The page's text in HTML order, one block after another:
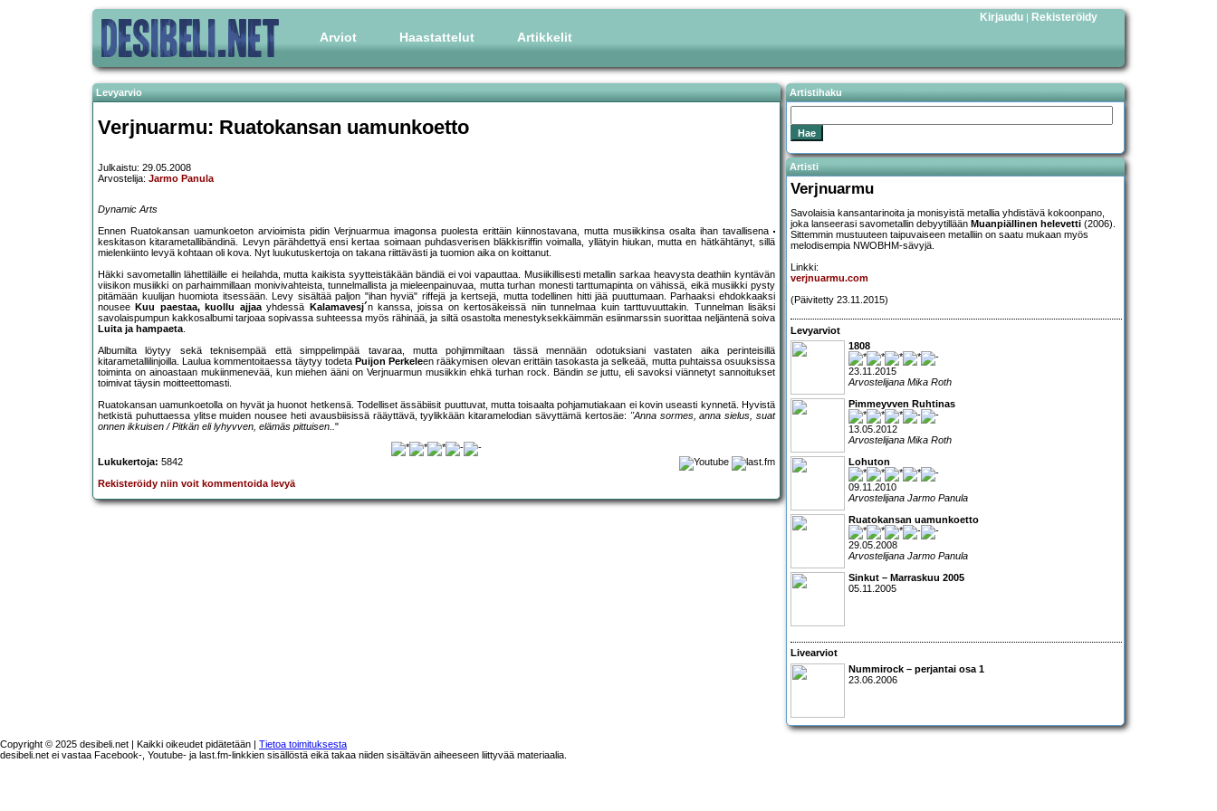
Arviot Haastattelut Artikkelit
Kirjaudu | Rekisteröidy
Levyarvio
Verjnuarmu: Ruatokansan uamunkoetto
Julkaistu: 29.05.2008
Arvostelija: Jarmo Panula
Dynamic Arts
Ennen Ruatokansan uamunkoeton arvioimista pidin Verjnuarmua imagonsa puolesta erittäin kiinnostavana, mutta musiikkinsa osalta ihan tavallisena
keskitason kitarametallibändinä. Levyn pärähdettyä ensi kertaa soimaan puhdasverisen bläkkisriffin voimalla, yllätyin hiukan, mutta en hätkähtänyt, sillä
mielenkiinto levyä kohtaan oli kova. Nyt luukutuskertoja on takana riittävästi ja tuomion aika on koittanut.
Häkki savometallin lähettiläille ei heilahda, mutta kaikista syytteistäkään bändiä ei voi vapauttaa. Musiikillisesti metallin sarkaa heavysta deathiin kyntävän
viisikon musiikki on parhaimmillaan monivivahteista, tunnelmallista ja mieleenpainuvaa, mutta turhan monesti tarttumapinta on vähissä, eikä musiikki pysty
pitämään kuulijan huomiota itsessään. Levy sisältää paljon "ihan hyviä" riffejä ja kertsejä, mutta todellinen hitti jää puuttumaan. Parhaaksi ehdokkaaksi
nousee Kuu paestaa, kuollu ajjaayhdessä Kalamavesj´n kanssa, joissa on kertosäkeissä niin tunnelmaa kuin tarttuvuuttakin. Tunnelman lisäksi
savolaispumpun kakkosalbumi tarjoaa sopivassa suhteessa myös rähinää, ja siltä osastolta menestyksekkäimmän esiinmarssin suorittaa neljäntenä soiva
Luita ja hampaeta.
Albumilta löytyy sekä teknisempää että simppelimpää tavaraa, mutta pohjimmiltaan tässä mennään odotuksiani vastaten aika perinteisillä
kitarametallilinjoilla. Laulua kommentoitaessa täytyy todeta Puijon Perkeleen rääkymisen olevan erittäin tasokasta ja selkeää, mutta puhtaissa osuuksissa
toiminta on ainoastaan mukiinmenevää, kun miehen ääni on Verjnuarmun musiikkin ehkä turhan rock. Bändin sejuttu, eli savoksi viännetyt sannoitukset
toimivat täysin moitteettomasti.
Ruatokansan uamunkoetolla on hyvät ja huonot hetkensä. Todelliset ässäbiisit puuttuvat, mutta toisaalta pohjamutiakaan ei kovin useasti kynnetä. Hyvistä
hetkistä puhuttaessa ylitse muiden nousee heti avausbiisissä rääyttävä, tyylikkään kitaramelodian sävyttämä kertosäe: "Anna sormes, anna sielus, suat
onnen ikkuisen / Pitkän eli lyhyvven, elämäs pittuisen.."
Lukukertoja: 5842
Rekisteröidy niin voit kommentoida levyä
Artistihaku
Artisti
Verjnuarmu
Savolaisia kansantarinoita ja monisyistä metallia yhdistävä kokoonpano,
joka lanseerasi savometallin debyytillään Muanpiällinen helevetti (2006).
Sittemmin mustuuteen taipuvaiseen metalliin on saatu mukaan myös
melodisempia NWOBHM-sävyjä.
Linkki:
verjnuarmu.com
(Päivitetty 23.11.2015)
Levyarviot
1808
23.11.2015
Arvostelijana Mika Roth
Pimmeyvven Ruhtinas
13.05.2012
Arvostelijana Mika Roth
Lohuton
09.11.2010
Arvostelijana Jarmo Panula
Ruatokansan uamunkoetto
29.05.2008
Arvostelijana Jarmo Panula
Sinkut – Marraskuu 2005
05.11.2005
Livearviot
Nummirock – perjantai osa 1
23.06.2006
Copyright © 2025 desibeli.net | Kaikki oikeudet pidätetään | Tietoa toimituksesta
desibeli.net ei vastaa Facebook-, Youtube- ja last.fm-linkkien sisällöstä eikä takaa niiden sisältävän aiheeseen liittyvää materiaalia.